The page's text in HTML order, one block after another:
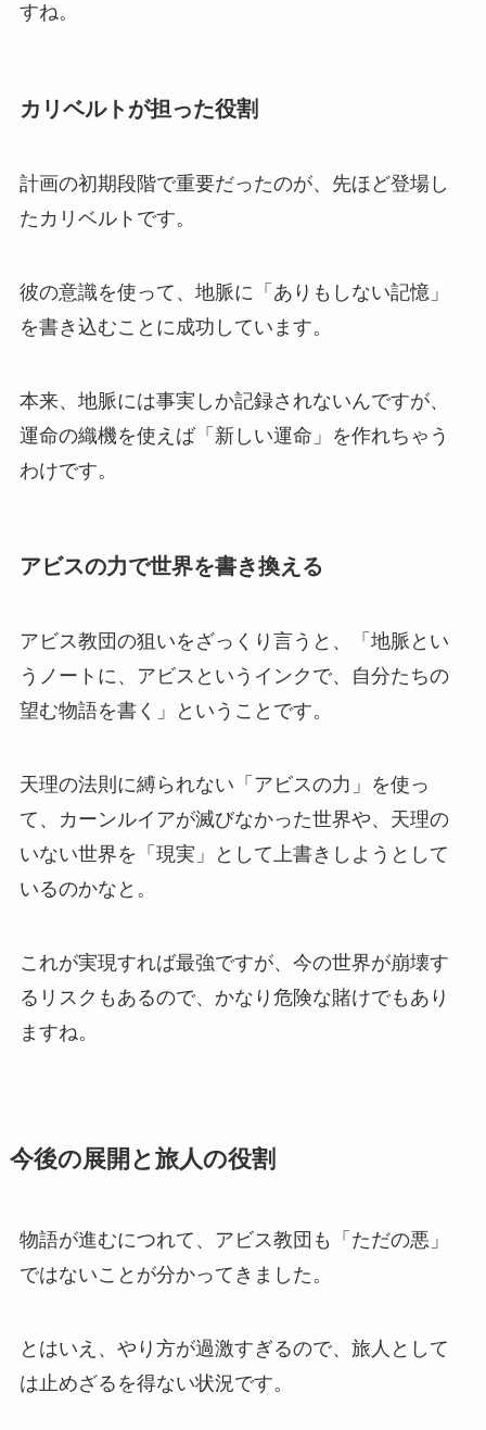
すね。
カリベルトが担った役割
計画の初期段階で重要だったのが、先ほど登場し
たカリベルトです。
彼の意識を使って、地脈に「ありもしない記憶」
を書き込むことに成功しています。
本来、地脈には事実しか記録されないんですが、
運命の織機を使えば「新しい運命」を作れちゃう
わけです。
アビスの力で世界を書き換える
アビス教団の狙いをざっくり言うと、「地脈とい
うノートに、アビスというインクで、自分たちの
望む物語を書く」ということです。
天理の法則に縛られない「アビスの力」を使っ
て、カーンルイアが滅びなかった世界や、天理の
いない世界を「現実」として上書きしようとして
いるのかなと。
これが実現すれば最強ですが、今の世界が崩壊す
るリスクもあるので、かなり危険な賭けでもあり
ますね。
今後の展開と旅人の役割
物語が進むにつれて、アビス教団も「ただの悪」
ではないことが分かってきました。
とはいえ、やり方が過激すぎるので、旅人として
は止めざるを得ない状況です。